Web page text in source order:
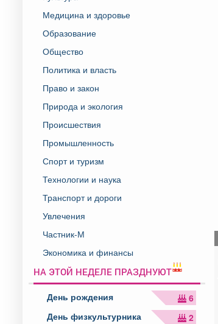
Медицина и здоровье
Образование
Общество
Политика и власть
Право и закон
Природа и экология
Происшествия
Промышленность
Спорт и туризм
Технологии и наука
Транспорт и дороги
Увлечения
Частник-М
Экономика и финансы
НА ЭТОЙ НЕДЕЛЕ ПРАЗДНУЮТ
День рождения
6
День физкультурника
2